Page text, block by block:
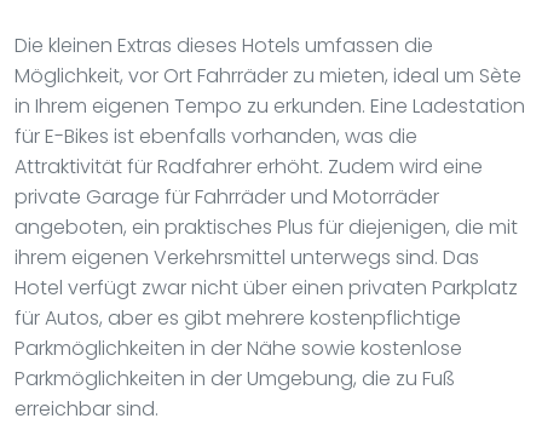
Die kleinen Extras dieses Hotels umfassen die
Möglichkeit, vor Ort Fahrräder zu mieten, ideal um Sète
in Ihrem eigenen Tempo zu erkunden. Eine Ladestation
für E-Bikes ist ebenfalls vorhanden, was die
Attraktivität für Radfahrer erhöht. Zudem wird eine
private Garage für Fahrräder und Motorräder
angeboten, ein praktisches Plus für diejenigen, die mit
ihrem eigenen Verkehrsmittel unterwegs sind. Das
Hotel verfügt zwar nicht über einen privaten Parkplatz
für Autos, aber es gibt mehrere kostenpflichtige
Parkmöglichkeiten in der Nähe sowie kostenlose
Parkmöglichkeiten in der Umgebung, die zu Fuß
erreichbar sind.